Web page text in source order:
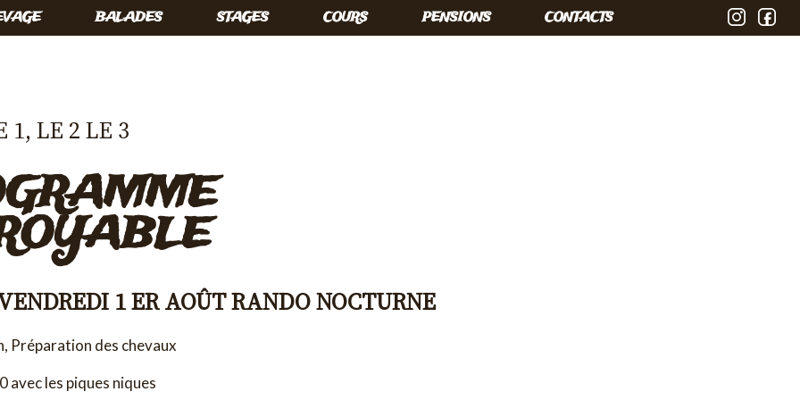
BALADES STAGES COURS PENSIONS CONTACTS
1, LE 2 LE 3
1 ER AOÛT RANDO NOCTURNE
Préparation des chevaux
avec les piques niques